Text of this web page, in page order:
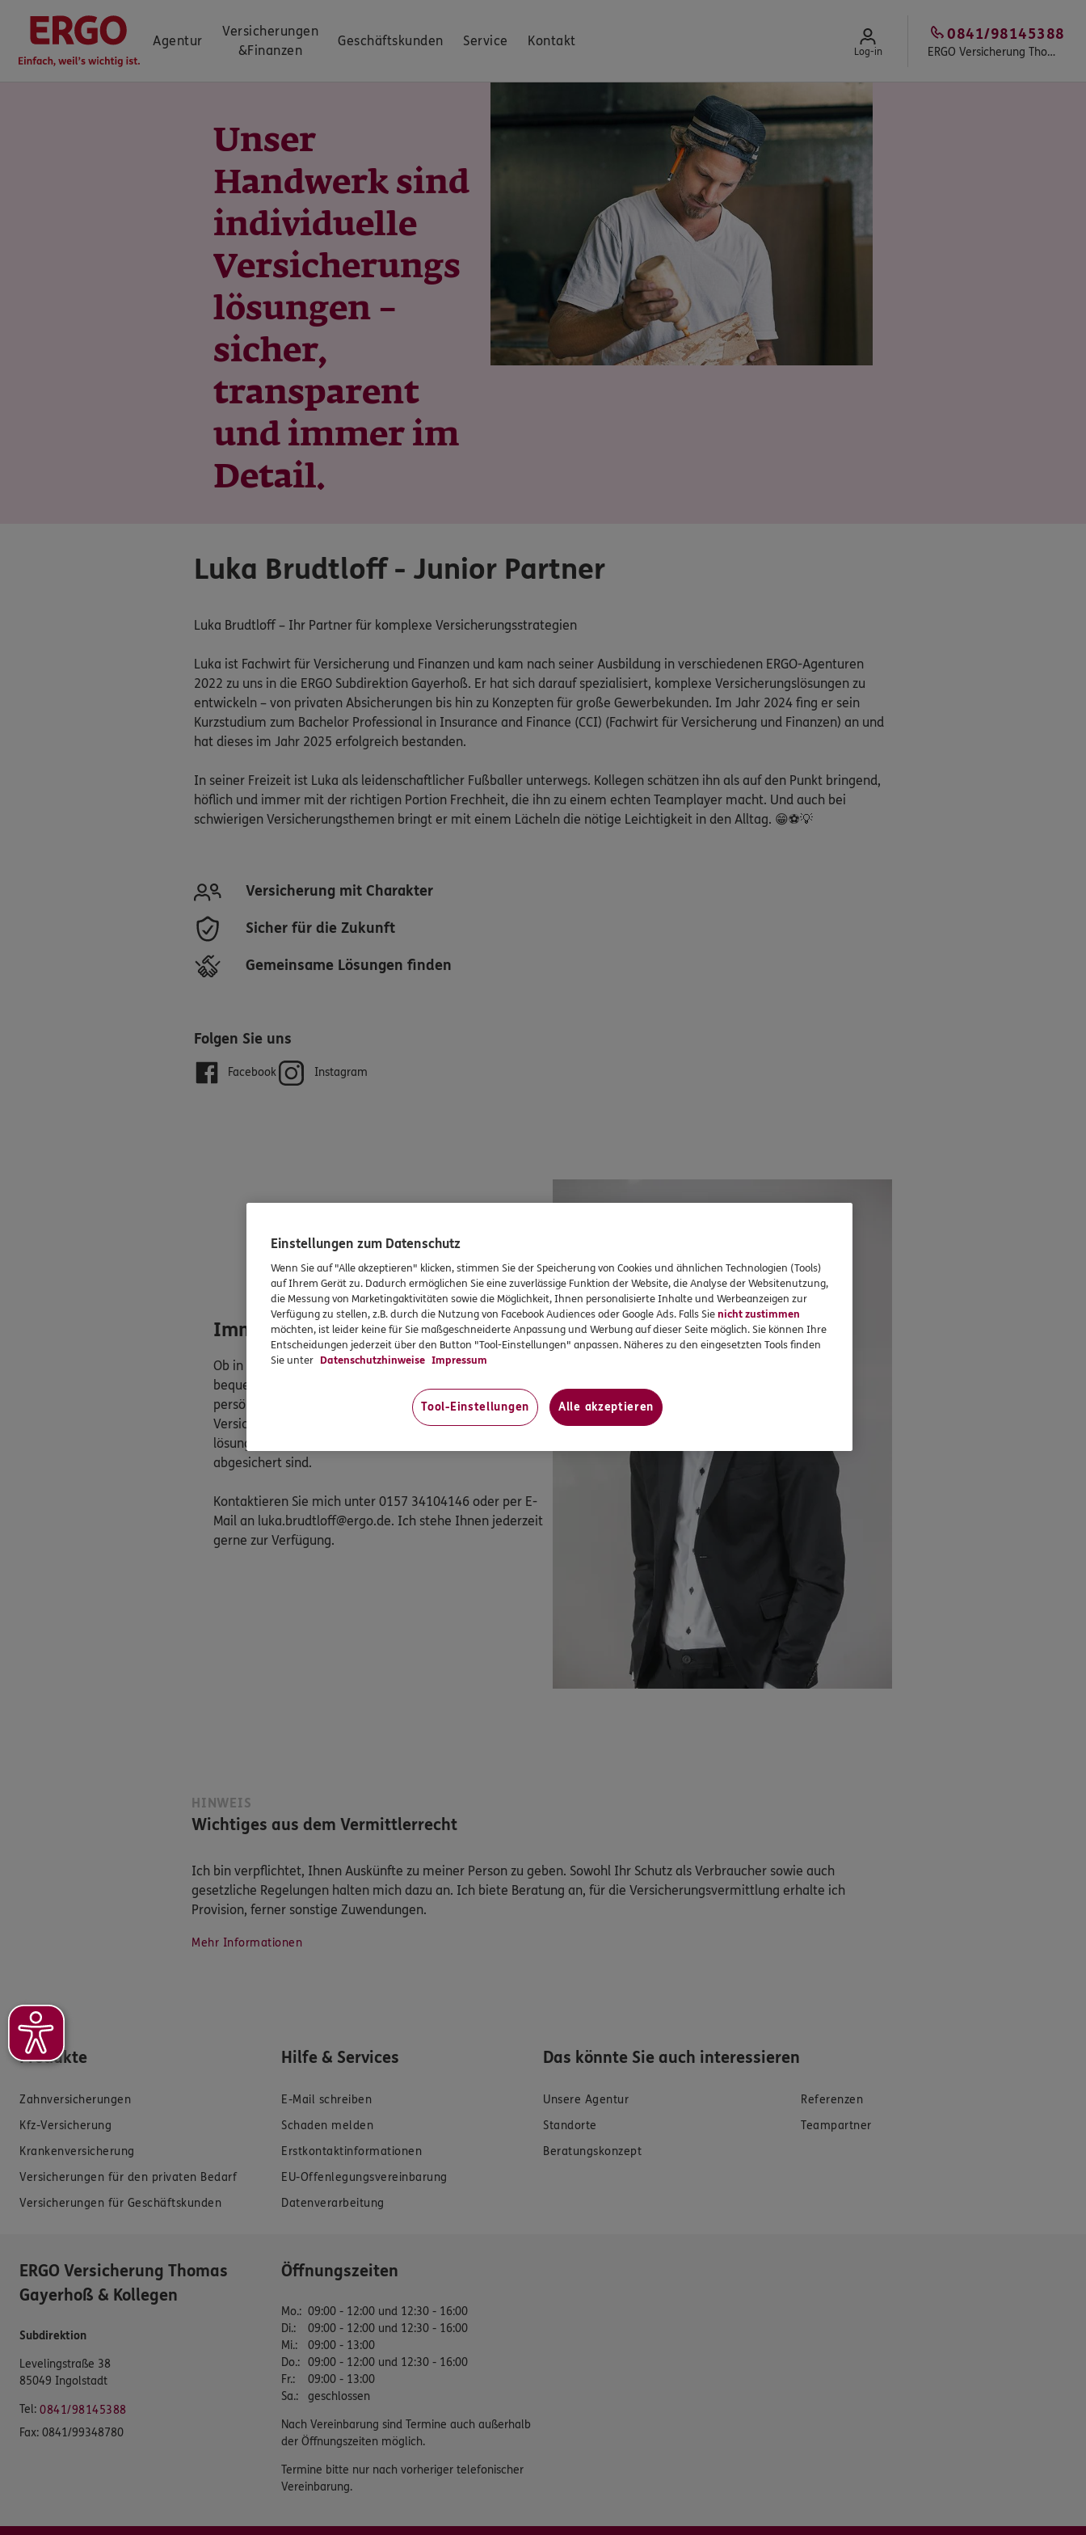
Agentur
Versicherungen
&Finanzen
Geschäftskunden Service Kontakt
Log-in ERGO Versicherung Thomas Gayerhoß & Kollegen
0841/98145388
Unser
Handwerk sind
individuelle
Versicherungs
lösungen –
sicher,
transparent
und immer im
Detail.
Luka Brudtloff - Junior Partner
Luka Brudtloff – Ihr Partner für komplexe Versicherungsstrategien
Luka ist Fachwirt für Versicherung und Finanzen und kam nach seiner Ausbildung in verschiedenen ERGO-Agenturen
2022 zu uns in die ERGO Subdirektion Gayerhoß. Er hat sich darauf spezialisiert, komplexe Versicherungslösungen zu
entwickeln – von privaten Absicherungen bis hin zu Konzepten für große Gewerbekunden. Im Jahr 2024 fing er sein
Kurzstudium zum Bachelor Professional in Insurance and Finance (CCI) (Fachwirt für Versicherung und Finanzen) an und
hat dieses im Jahr 2025 erfolgreich bestanden.
In seiner Freizeit ist Luka als leidenschaftlicher Fußballer unterwegs. Kollegen schätzen ihn als auf den Punkt bringend,
höflich und immer mit der richtigen Portion Frechheit, die ihn zu einem echten Teamplayer macht. Und auch bei
schwierigen Versicherungsthemen bringt er mit einem Lächeln die nötige Leichtigkeit in den Alltag. 😁⚽💡
Versicherung mit Charakter
Sicher für die Zukunft
Gemeinsame Lösungen finden
Folgen Sie uns
Facebook Instagram
Immer persönlich für Sie da
Ob in unserer Agentur, via Online-Beratung oder ganz
bequem telefonisch – bei mir erhalten Sie immer einen
persönlichen und professionellen Service. Ihre
Versicherungsfragen werden individuell und
lösungsorientiert behandelt, damit Sie optimal
abgesichert sind.
Kontaktieren Sie mich unter 0157 34104146 oder per E-
Mail an luka.brudtloff@ergo.de. Ich stehe Ihnen jederzeit
gerne zur Verfügung.
HINWEIS
Wichtiges aus dem Vermittlerrecht
Ich bin verpflichtet, Ihnen Auskünfte zu meiner Person zu geben. Sowohl Ihr Schutz als Verbraucher sowie auch
gesetzliche Regelungen halten mich dazu an. Ich biete Beratung an, für die Versicherungsvermittlung erhalte ich
Provision, ferner sonstige Zuwendungen.
Mehr Informationen
Produkte
Zahnversicherungen
Kfz-Versicherung
Krankenversicherung
Versicherungen für den privaten Bedarf
Versicherungen für Geschäftskunden
Hilfe & Services
E-Mail schreiben
Schaden melden
Erstkontaktinformationen
EU-Offenlegungsvereinbarung
Datenverarbeitung
Das könnte Sie auch interessieren
Unsere Agentur
Referenzen
Standorte
Teampartner
Beratungskonzept
ERGO Versicherung Thomas
Gayerhoß & Kollegen
Subdirektion
Levelingstraße 38
85049 Ingolstadt
Tel: 0841/98145388
Fax: 0841/99348780
Öffnungszeiten
Mo.: 09:00 - 12:00 und 12:30 - 16:00
Di.:
09:00 - 12:00 und 12:30 - 16:00
Mi.:
09:00 - 13:00
Do.: 09:00 - 12:00 und 12:30 - 16:00
Fr.:
09:00 - 13:00
Sa.: geschlossen
Nach Vereinbarung sind Termine auch außerhalb
der Öffnungszeiten möglich.
Termine bitte nur nach vorheriger telefonischer
Vereinbarung.
Einstellungen zum Datenschutz
Wenn Sie auf "Alle akzeptieren" klicken, stimmen Sie der Speicherung von Cookies und ähnlichen Technologien (Tools)
auf Ihrem Gerät zu. Dadurch ermöglichen Sie eine zuverlässige Funktion der Website, die Analyse der Websitenutzung,
die Messung von Marketingaktivitäten sowie die Möglichkeit, Ihnen personalisierte Inhalte und Werbeanzeigen zur
Verfügung zu stellen, z.B. durch die Nutzung von Facebook Audiences oder Google Ads. Falls Sienicht zustimmen
möchten, ist leider keine für Sie maßgeschneiderte Anpassung und Werbung auf dieser Seite möglich. Sie können Ihre
Entscheidungen jederzeit über den Button "Tool-Einstellungen" anpassen. Näheres zu den eingesetzten Tools finden
Sie unter Datenschutzhinweise Impressum
Tool-Einstellungen Alle akzeptieren